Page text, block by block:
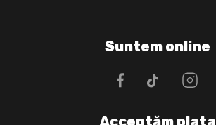
Suntem online
Acceptăm plata